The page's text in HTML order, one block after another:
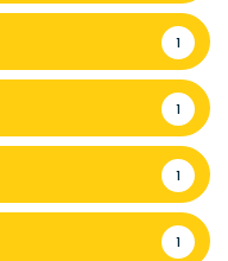
1
1
1
1